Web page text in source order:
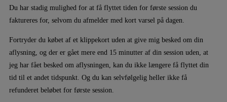
Du har stadig mulighed for at få flyttet tiden for første session du
faktureres for, selvom du afmelder med kort varsel på dagen.
Fortryder du købet af et klippekort uden at give mig besked om din
aflysning, og der er gået mere end 15 minutter af din session uden, at
jeg har fået besked om aflysningen, kan du ikke længere få flyttet din
tid til et andet tidspunkt. Og du kan selvfølgelig heller ikke få
refunderet beløbet for første session.